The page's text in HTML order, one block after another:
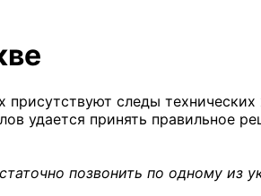
присутствуют следы
удается принять правильное
позвонить по одному из